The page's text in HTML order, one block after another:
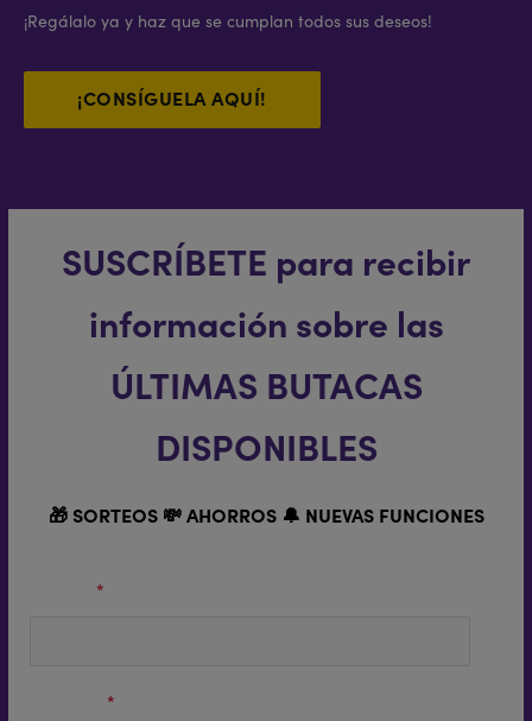
¡Regálalo ya y haz que se cumplan todos sus deseos!
¡CONSÍGUELA AQUÍ!
SUSCRÍBETE para recibir
información sobre las
ÚLTIMAS BUTACAS
DISPONIBLES
🎁 SORTEOS 💸 AHORROS 🔔 NUEVAS FUNCIONES
*
*